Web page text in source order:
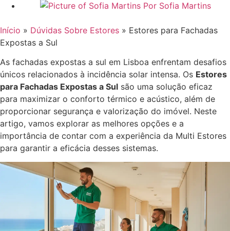
Por Sofia Martins
Início » Dúvidas Sobre Estores » Estores para Fachadas
Expostas a Sul
As fachadas expostas a sul em Lisboa enfrentam desafios
únicos relacionados à incidência solar intensa. Os Estores
para Fachadas Expostas a Sul são uma solução eficaz
para maximizar o conforto térmico e acústico, além de
proporcionar segurança e valorização do imóvel. Neste
artigo, vamos explorar as melhores opções e a
importância de contar com a experiência da Multi Estores
para garantir a eficácia desses sistemas.